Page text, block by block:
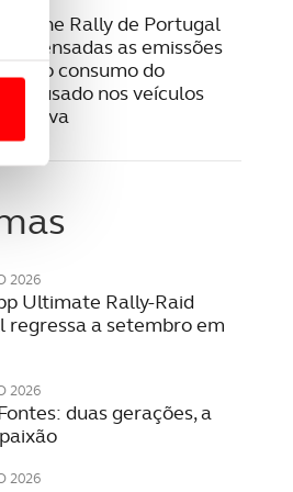
Rally de Portugal
as emissões
do consumo do
usado nos veículos
a prova
2026
Ultimate Rally-Raid
regressa a setembro em
2026
duas gerações, a
2026